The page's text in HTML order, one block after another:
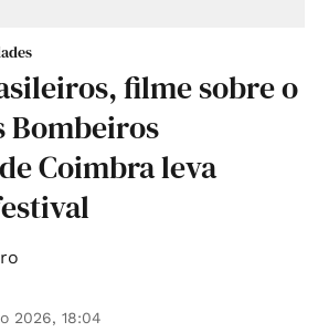
filme sobre o
Bombeiros
Coimbra leva
2026, 18:04